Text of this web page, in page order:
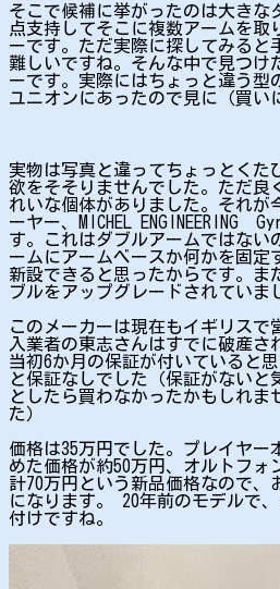
そこで候補に挙がったのは大きな
点支持してそこに複数アームを取
ーです。ただ実際に探してみると
難しいですね。そんな中で見つけ
ーです。実際にはちょっと違う型
ユニオンにあったので見に（買い
実物は写真と違ってちょっとくた
欲をそそりませんでした。ただ良
れいな個体がありました。それが
ーヤー、MICHEL ENGINEERING
す。これはダブルアームではない
ームにアームベースか何かを固定
新設できると思ったからです。ま
ブルをアップグレードされていま
このメーカーは現在もイギリスで
入業者の東志さんはすでに破産さ
当初6か月の保証が付いていると
と保証なしでした（保証がないと
としたら買わなかったかもしれま
た）
価格は35万円でした。プレイヤー
めた価格が約50万円、オルトフォ
計70万円という新品価格なので、
になります。 20年前のモデルで
付けですね。